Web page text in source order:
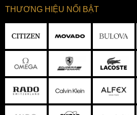
THƯƠNG HIỆU NỔI BẬT